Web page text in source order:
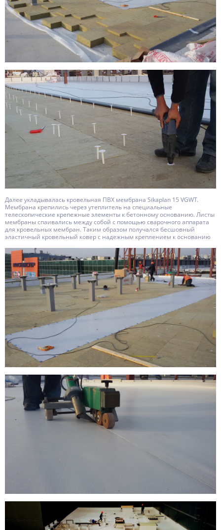
Далее укладывалась кровельная ПВХ мембрана Sikaplan 15 VGWT.
Мембрана крепились через утеплитель на специальные
телескопические крепежные элементы к бетонному основанию. Листы
мембраны спаивались между собой с помощью сварочного аппарата
для кровельных мембран. Таким образом получался бесшовный
эластичный кровельный ковер с надежным креплением к основанию